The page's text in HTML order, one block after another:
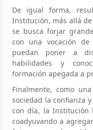
De igual forma,
Institución, más allá
se busca forjar
con una vocación
puedan poner a
habilidades y
formación apegada a
Finalmente, como
sociedad la confianza
con día, la Institución
coadyuvando a